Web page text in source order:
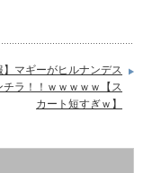
】マギーがヒルナンデス
チラ！！ｗｗｗｗｗ【ス
カート短すぎｗ】